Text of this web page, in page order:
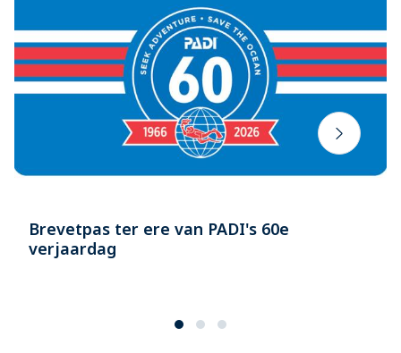
Brevetpas ter ere van PADI's 60e
verjaardag